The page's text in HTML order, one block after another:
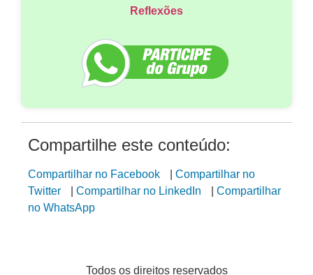
Reflexões
Compartilhe este conteúdo:
Compartilhar no Facebook | Compartilhar no
Twitter
| Compartilhar no LinkedIn | Compartilhar
no WhatsApp
Todos os direitos reservados